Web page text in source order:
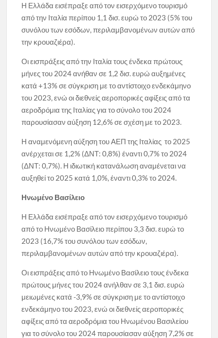
Η Ελλάδα εισέπραξε από τον εισερχόμενο τουρισμό
από την Ιταλία περίπου 1,1 δισ. ευρώ το 2023 (5% του
συνόλου των εσόδων, περιλαμβανομένων αυτών από
την κρουαζιέρα).
Οι εισπράξεις από την Ιταλία τους ένδεκα πρώτους
μήνες του 2024 ανήθαν σε 1,2 δισ. ευρώ αυξημένες
κατά +13% σε σύγκριση με το αντίστοιχο ενδεκάμηνο
του 2023, ενώ οι διεθνείς αεροπορικές αφίξεις από τα
αεροδρόμια της Ιταλίας για το σύνολο του 2024
παρουσίασαν αύξηση 12,6% σε σχέση με το 2023.
Η αναμενόμενη αύξηση του ΑΕΠ της Ιταλίας το 2025
ανέρχεται σε 1,2% (ΔΝΤ: 0,8%) έναντι 0,7% το 2024
(ΔΝΤ: 0,7%). Η ιδιωτική κατανάλωση αναμένεται να
αυξηθεί το 2025 κατά 1,0%, έναντι 0,3% το 2024.
Ηνωμένο Βασίλειο
Η Ελλάδα εισέπραξε από τον εισερχόμενο τουρισμό
από το Ηνωμένο Βασίλειο περίπου 3,3 δισ. ευρώ το
2023 (16,7% του συνόλου των εσόδων,
περιλαμβανομένων αυτών από την κρουαζιέρα).
Οι εισπράξεις από το Ηνωμένο Βασίλειο τους ένδεκα
πρώτους μήνες του 2024 ανήλθαν σε 3,1 δισ. ευρώ
μειωμένες κατά -3,9% σε σύγκριση με το αντίστοιχο
ενδεκάμηνο του 2023, ενώ οι διεθνείς αεροπορικές
αφίξεις από τα αεροδρόμια του Ηνωμένου Βασιλείου
για το σύνολο του 2024 παρουσίασαν αύξηση 7,2% σε